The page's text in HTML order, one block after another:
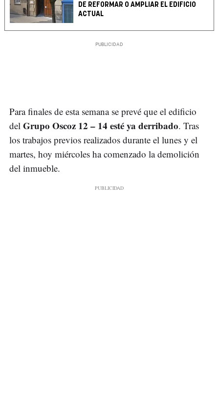
DE REFORMAR O AMPLIAR EL EDIFICIO
ACTUAL
Para finales de esta semana se prevé que el edificio
del Grupo Oscoz 12 – 14 esté ya derribado. Tras
los trabajos previos realizados durante el lunes y el
martes, hoy miércoles ha comenzado la demolición
del inmueble.